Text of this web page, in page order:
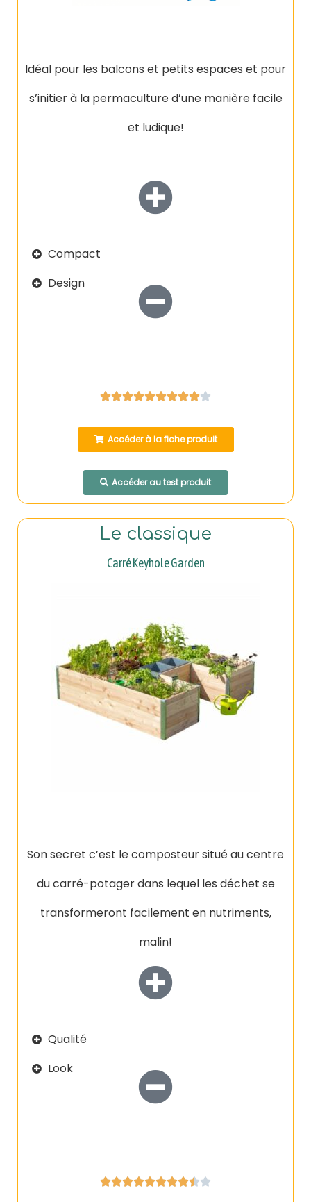
Idéal pour les balcons et petits espaces et pour
s’initier à la permaculture d’une manière facile
et ludique!
Compact
Design

Accéder à la fiche produit
Accéder au test produit
Le classique
Carré Keyhole Garden
Son secret c’est le composteur situé au centre
du carré-potager dans lequel les déchet se
transformeront facilement en nutriments,
malin!
Qualité
Look
